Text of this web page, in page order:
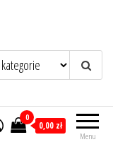
Menu
0
0,00 zł